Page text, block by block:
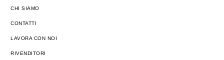
CHI SIAMO
CONTATTI
LAVORA CON NOI
RIVENDITORI